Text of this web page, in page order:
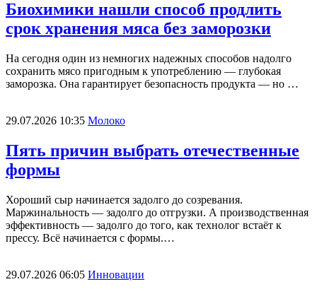
Биохимики нашли способ продлить
срок хранения мяса без заморозки
На сегодня один из немногих надежных способов надолго
сохранить мясо пригодным к употреблению — глубокая
заморозка. Она гарантирует безопасность продукта — но …
29.07.2026 10:35 Молоко
Пять причин выбрать отечественные
формы
Хороший сыр начинается задолго до созревания.
Маржинальность — задолго до отгрузки. А производственная
эффективность — задолго до того, как технолог встаёт к
прессу. Всё начинается с формы.…
29.07.2026 06:05 Инновации